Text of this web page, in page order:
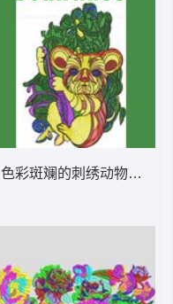
色彩斑斓的刺绣动物图案